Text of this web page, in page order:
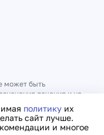
политику их
сайт лучше.
и многое
может быть
лечения и не
Договор оферты